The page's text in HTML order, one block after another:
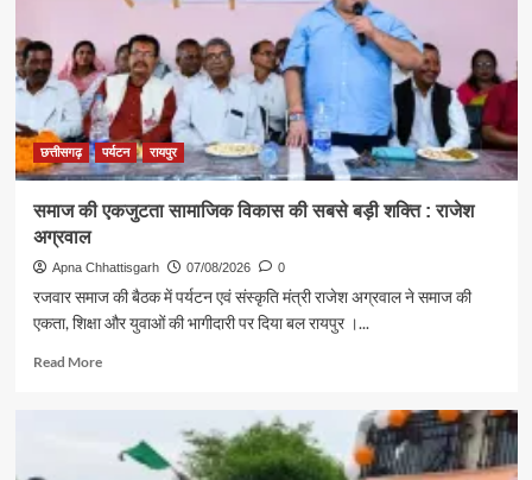
अग्रवाल
दिया
स्वदेशी
अपनाने
का
संदेश
छत्तीसगढ़ पर्यटन रायपुर
समाज की एकजुटता सामाजिक विकास की सबसे बड़ी शक्ति : राजेश
अग्रवाल
Apna Chhattisgarh 07/08/2026 0
रजवार समाज की बैठक में पर्यटन एवं संस्कृति मंत्री राजेश अग्रवाल ने समाज की
एकता, शिक्षा और युवाओं की भागीदारी पर दिया बल रायपुर ।...
Read MoreRead
एकजुटता